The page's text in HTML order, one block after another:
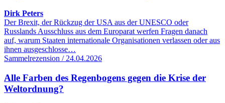
Dirk Peters
Der Brexit, der Rückzug der USA aus der UNESCO oder
Russlands Ausschluss aus dem Europarat werfen Fragen danach
auf, warum Staaten internationale Organisationen verlassen oder aus
ihnen ausgeschlosse…
Sammelrezension / 24.04.2026
Alle Farben des Regenbogens gegen die Krise der
Weltordnung?